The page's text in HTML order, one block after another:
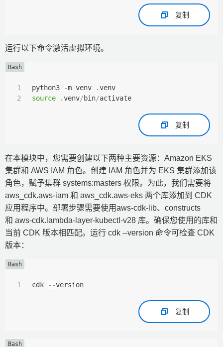
复制
运行以下命令激活虚拟环境。
python3 -m venv .
source
.venv/bin/activate
复制
在本模块中，您需要创建以下两种主要资源：Amazon EKS
集群和 AWS IAM 角色。创建 IAM 角色并为 EKS 集群添加该
角色，赋予集群 systems:masters 权限。为此，我们需要将
aws_cdk.aws-iam 和 aws_cdk.aws-eks 两个库添加到 CDK
应用程序中。部署步骤需要使用aws-cdk-lib、constructs
和 aws-cdk.lambda-layer-kubectl-v28 库。确保您使用的库和
当前 CDK 版本相匹配。运行 cdk --version 命令可检查 CDK
版本：
cdk --version
复制